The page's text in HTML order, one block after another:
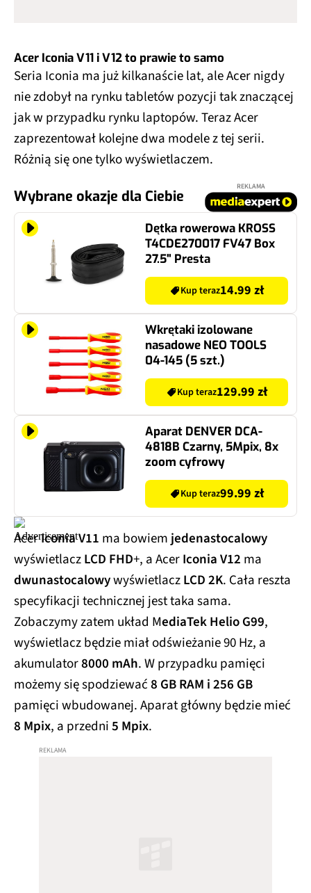
Acer Iconia V11 i V12 to prawie to samo
Seria Iconia ma już kilkanaście lat, ale Acer nigdy
nie zdobył na rynku tabletów pozycji tak znaczącej
jak w przypadku rynku laptopów. Teraz Acer
zaprezentował kolejne dwa modele z tej serii.
Różnią się one tylko wyświetlaczem.
Wybrane okazje dla Ciebie
REKLAMA
Dętka rowerowa KROSS
T4CDE270017 FV47 Box
27.5" Presta
Kup teraz14.99 zł
Wkrętaki izolowane
nasadowe NEO TOOLS
04-145 (5 szt.)
Kup teraz129.99 zł
Aparat DENVER DCA-
4818B Czarny, 5Mpix, 8x
zoom cyfrowy
Kup teraz99.99 zł
AcerIconia V11 ma bowiem jedenastocalowy
wyświetlaczLCD FHD+, a AcerIconia V12 ma
dwunastocalowywyświetlaczLCD 2K. Cała reszta
specyfikacji technicznej jest taka sama.
Zobaczymy zatem układ MediaTek Helio G99,
wyświetlacz będzie miał odświeżanie 90 Hz, a
akumulator8000 mAh. W przypadku pamięci
możemy się spodziewać8 GB RAM i 256 GB
pamięci wbudowanej. Aparat główny będzie mieć
8 Mpix, a przedni5 Mpix.